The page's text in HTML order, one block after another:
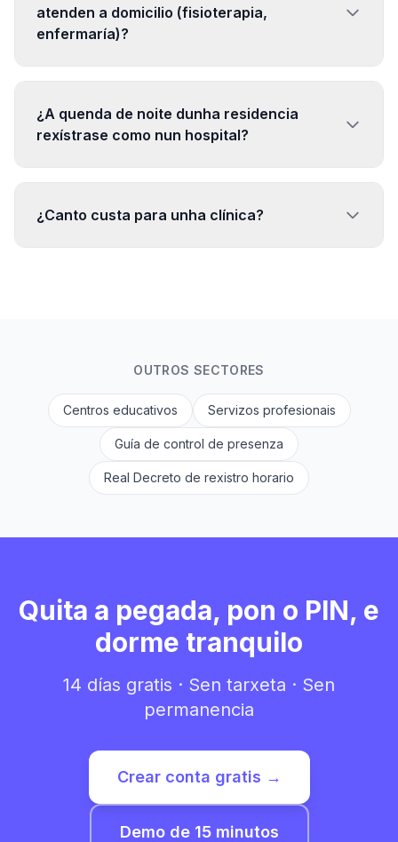
atenden a domicilio (fisioterapia,
enfermaría)?
¿A quenda de noite dunha residencia
rexístrase como nun hospital?
¿Canto custa para unha clínica?
OUTROS SECTORES
Centros educativos Servizos profesionais
Guía de control de presenza
Real Decreto de rexistro horario
Quita a pegada, pon o PIN, e
dorme tranquilo
14 días gratis · Sen tarxeta · Sen
permanencia
Crear conta gratis →
Demo de 15 minutos